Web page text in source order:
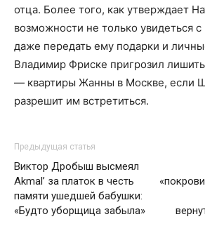
отца. Более того, как утверждает
возможности не только увидеться
даже передать ему подарки и
Владимир Фриске пригрозил
— квартиры Жанны в Москве, если
разрешит им встретиться.
Предыдущая статья
Виктор Дробыш высмеял
Akmal’ за платок в честь
памяти ушедшей бабушки:
«Будто уборщица забыла»